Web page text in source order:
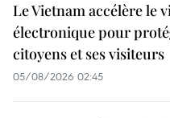
Le Vietnam accélère le
électronique pour
citoyens et ses visiteurs
05/08/2026 02:45